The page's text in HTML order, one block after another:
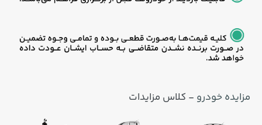
مزایده خودرو - کلاس مزایدات